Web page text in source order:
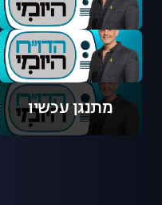
מתנגן עכשיו